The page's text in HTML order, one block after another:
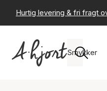
Hurtig levering & fri fragt
Smykker